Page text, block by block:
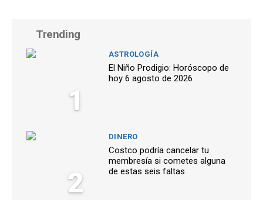
Trending
1
ASTROLOGÍA
El Niño Prodigio: Horóscopo de
hoy 6 agosto de 2026
2
DINERO
Costco podría cancelar tu
membresía si cometes alguna
de estas seis faltas